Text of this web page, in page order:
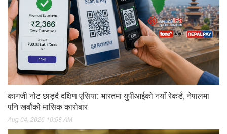
कागजी नोट छाड्दै दक्षिण एसिया: भारतमा युपीआईको नयाँ रेकर्ड, नेपालमा
पनि खर्बौको मासिक कारोबार
Aug 04, 2026 10:58 AM